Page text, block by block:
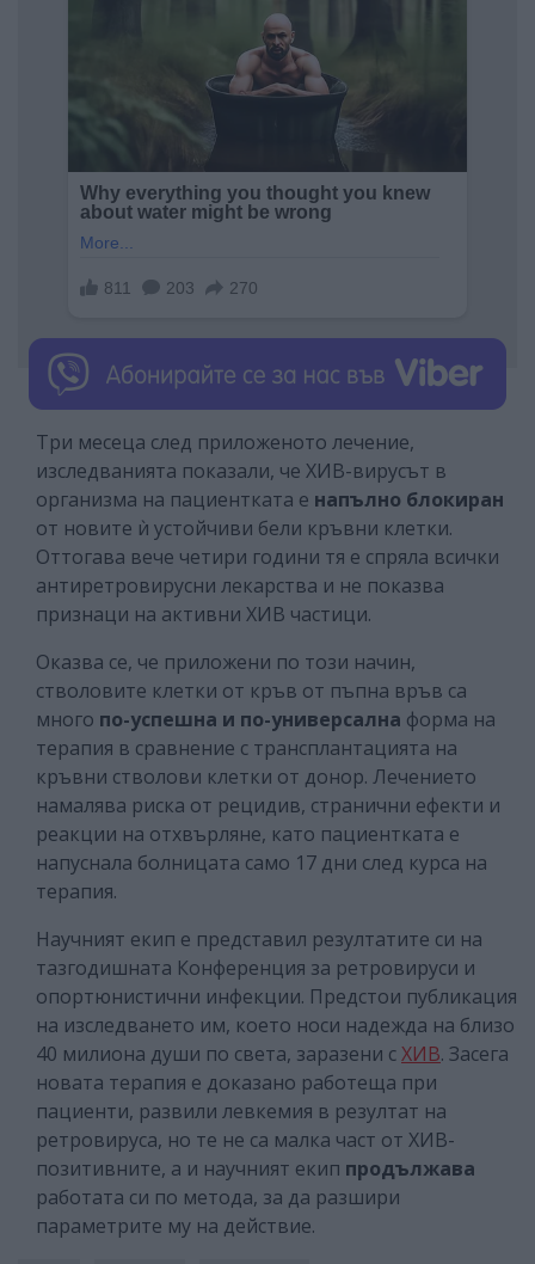
Три месеца след приложеното лечение,
изследванията показали, че ХИВ-вирусът в
организма на пациентката е напълно блокиран
от новите ѝ устойчиви бели кръвни клетки.
Оттогава вече четири години тя е спряла всички
антиретровирусни лекарства и не показва
признаци на активни ХИВ частици.
Оказва се, че приложени по този начин,
стволовите клетки от кръв от пъпна връв са
много по-успешна и по-универсална форма на
терапия в сравнение с трансплантацията на
кръвни стволови клетки от донор. Лечението
намалява риска от рецидив, странични ефекти и
реакции на отхвърляне, като пациентката е
напуснала болницата само 17 дни след курса на
терапия.
Научният екип е представил резултатите си на
тазгодишната Конференция за ретровируси и
опортюнистични инфекции. Предстои публикация
на изследването им, което носи надежда на близо
40 милиона души по света, заразени сХИВ. Засега
новата терапия е доказано работеща при
пациенти, развили левкемия в резултат на
ретровируса, но те не са малка част от ХИВ-
позитивните, а и научният екип продължава
работата си по метода, за да разшири
параметрите му на действие.